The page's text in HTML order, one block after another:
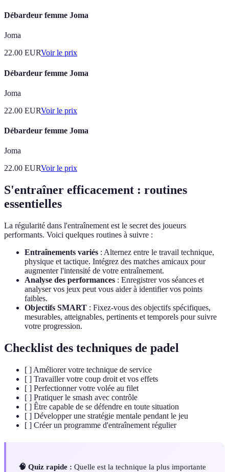
Débardeur femme Joma
Joma
22.00 EURVoir le prix
Débardeur femme Joma
Joma
22.00 EURVoir le prix
Débardeur femme Joma
Joma
22.00 EURVoir le prix
S'entraîner efficacement : routines
essentielles
La régularité dans l'entraînement est le secret des joueurs
performants. Voici quelques routines à suivre :
Entraînements variés : Alternez entre le travail technique,
physique et tactique. Intégrez des matches amicaux pour
augmenter l'intensité de votre entraînement.
Analyse des performances : Enregistrer vos séances et
analyser vos jeux peut vous aider à identifier vos points
faibles.
Objectifs SMART : Fixez-vous des objectifs spécifiques,
mesurables, atteignables, pertinents et temporels pour suivre
votre progression.
Checklist des techniques de padel
[ ] Améliorer votre technique de service
[ ] Travailler votre coup droit et vos effets
[ ] Perfectionner votre volée au filet
[ ] Pratiquer le smash avec contrôle
[ ] Être capable de se défendre en toute situation
[ ] Développer une stratégie mentale pendant le jeu
[ ] Créer un programme d'entraînement régulier
🧠 Quiz rapide : Quelle est la technique la plus importante